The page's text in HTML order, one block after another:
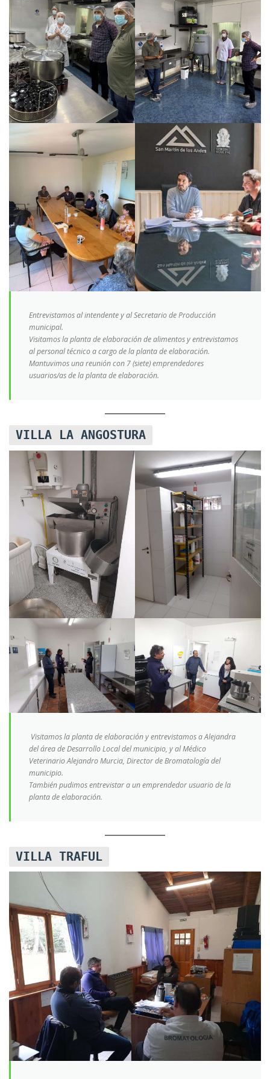
Entrevistamos al intendente y al Secretario de Producción
municipal.
Visitamos la planta de elaboración de alimentos y entrevistamos
al personal técnico a cargo de la planta de elaboración.
Mantuvimos una reunión con 7 (siete) emprendedores
usuarios/as de la planta de elaboración.
VILLA LA ANGOSTURA
Visitamos la planta de elaboración y entrevistamos a Alejandra
del área de Desarrollo Local del municipio, y al Médico
Veterinario Alejandro Murcia, Director de Bromatología del
municipio.
También pudimos entrevistar a un emprendedor usuario de la
planta de elaboración.
VILLA TRAFUL